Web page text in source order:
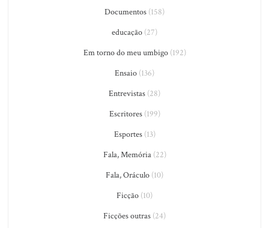
Documentos (158)
educação (27)
Em torno do meu umbigo(192)
Ensaio (136)
Entrevistas (28)
Escritores(199)
Esportes(13)
Fala, Memória(22)
Fala, Oráculo (10)
Ficção (10)
Ficções outras (24)